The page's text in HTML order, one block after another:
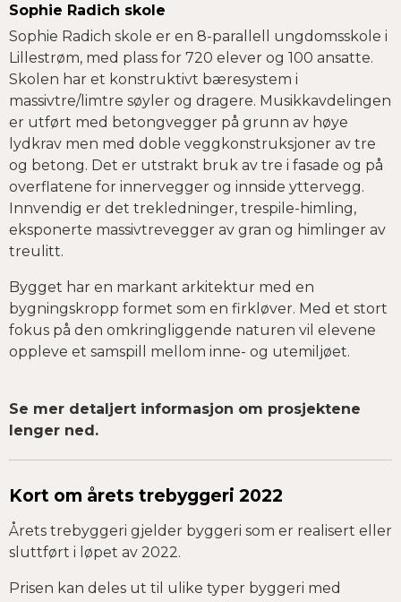
Sophie Radich skole
Sophie Radich skole er en 8-parallell ungdomsskole i
Lillestrøm, med plass for 720 elever og 100 ansatte.
Skolen har et konstruktivt bæresystem i
massivtre/limtre søyler og dragere. Musikkavdelingen
er utført med betongvegger på grunn av høye
lydkrav men med doble veggkonstruksjoner av tre
og betong. Det er utstrakt bruk av tre i fasade og på
overflatene for innervegger og innside yttervegg.
Innvendig er det trekledninger, trespile-himling,
eksponerte massivtrevegger av gran og himlinger av
treulitt.
Bygget har en markant arkitektur med en
bygningskropp formet som en firkløver. Med et stort
fokus på den omkringliggende naturen vil elevene
oppleve et samspill mellom inne- og utemiljøet.
Se mer detaljert informasjon om prosjektene
lenger ned.
Kort om årets trebyggeri 2022
Årets trebyggeri gjelder byggeri som er realisert eller
sluttført i løpet av 2022.
Prisen kan deles ut til ulike typer byggeri med